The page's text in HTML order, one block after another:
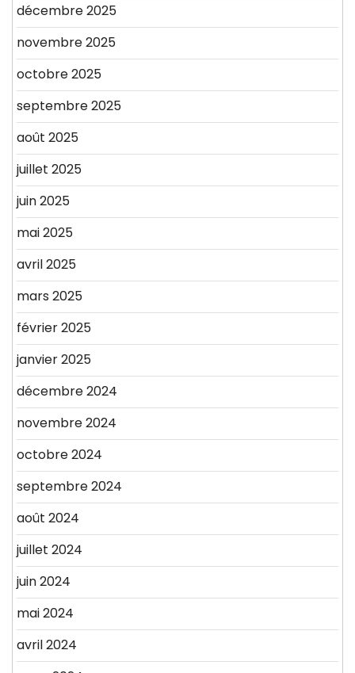
décembre 2025
novembre 2025
octobre 2025
septembre 2025
août 2025
juillet 2025
juin 2025
mai 2025
avril 2025
mars 2025
février 2025
janvier 2025
décembre 2024
novembre 2024
octobre 2024
septembre 2024
août 2024
juillet 2024
juin 2024
mai 2024
avril 2024